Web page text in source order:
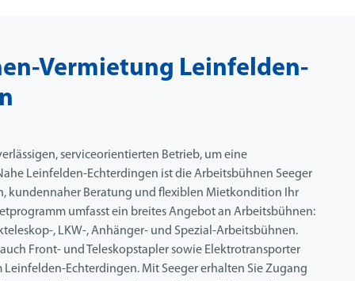
Vermietung Leinfelden-
serviceorientierten Betrieb, um eine
Leinfelden-Echterdingen ist die Arbeitsbühnen Seeger
kundennaher Beratung und flexiblen Mietkondition Ihr
umfasst ein breites Angebot an Arbeitsbühnen:
, LKW-, Anhänger- und Spezial-Arbeitsbühnen.
Front- und Teleskopstapler sowie Elektrotransporter
Leinfelden-Echterdingen. Mit Seeger erhalten Sie Zugang